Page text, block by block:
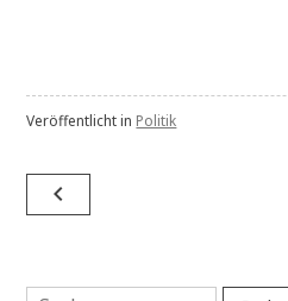
Veröffentlicht in Politik
Beitragsnavigation
navigate_before
Suchen